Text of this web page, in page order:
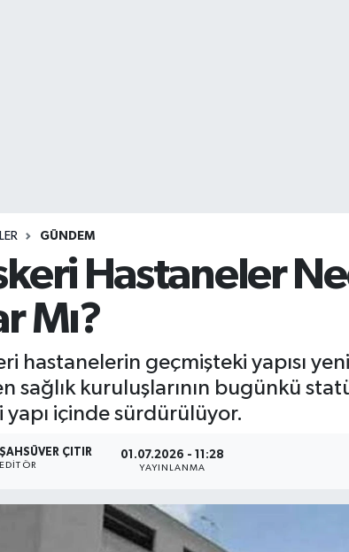
GÜNDEM
Hastaneler
Mı?
hastanelerin geçmişteki yapısı
sağlık kuruluşlarının bugünkü
yapı içinde sürdürülüyor.
ŞAHSÜVER ÇITIR
EDITÖR
01.07.2026 - 11:28
YAYINLANMA